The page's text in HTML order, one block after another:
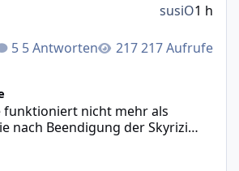
5 Antworten 217 Aufrufe
susiO1 h
funktioniert nicht mehr als
nach Beendigung der Skyrizi